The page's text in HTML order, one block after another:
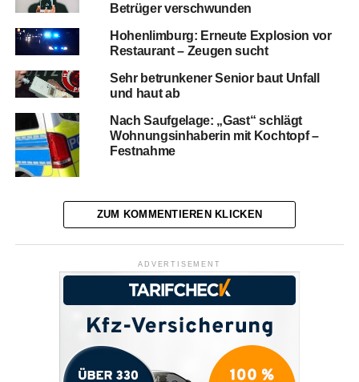
Betrüger verschwunden
Hohenlimburg: Erneute Explosion vor
Restaurant – Zeugen sucht
Sehr betrunkener Senior baut Unfall
und haut ab
Nach Saufgelage: „Gast“ schlägt
Wohnungsinhaberin mit Kochtopf –
Festnahme
ZUM KOMMENTIEREN KLICKEN
ADVERTISEMENT